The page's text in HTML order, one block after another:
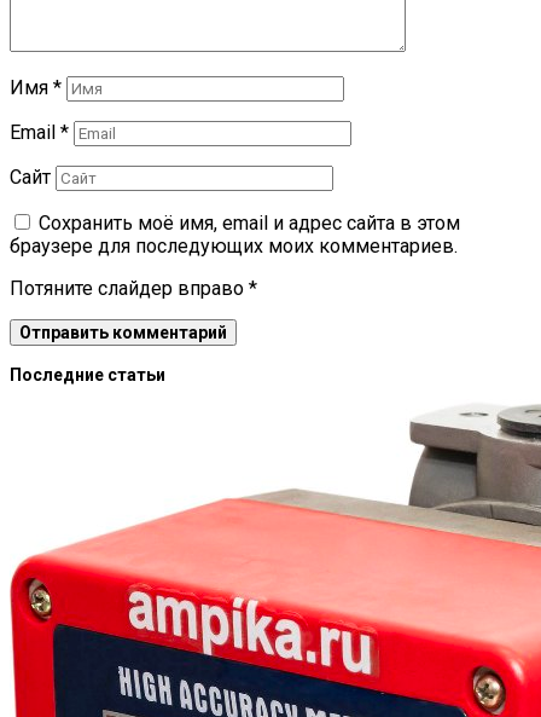
Имя *
Email *
Сайт
Сохранить моё имя, email и адрес сайта в этом
браузере для последующих моих комментариев.
Потяните слайдер вправо *
Последние статьи